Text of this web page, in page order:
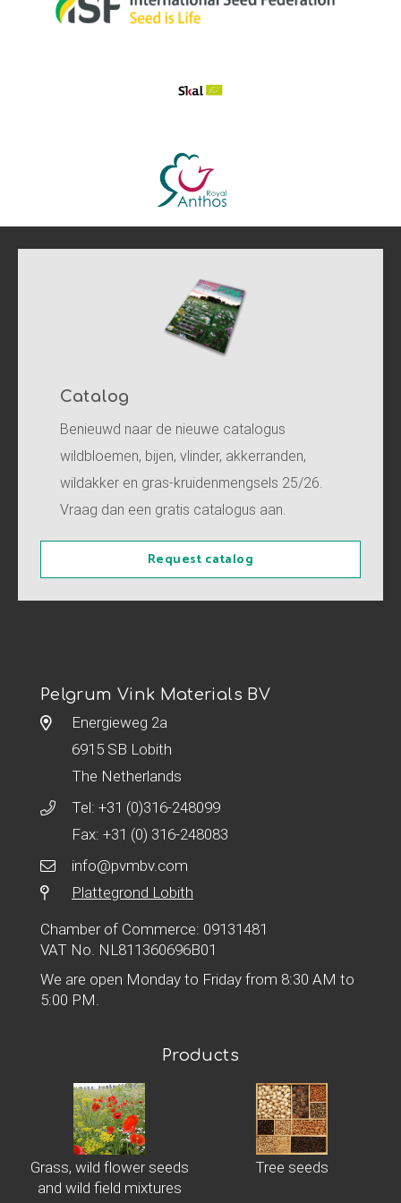
Catalog
Benieuwd naar de nieuwe catalogus
wildbloemen, bijen, vlinder, akkerranden,
wildakker en gras-kruidenmengsels 25/26.
Vraag dan een gratis catalogus aan.
Request catalog
Pelgrum Vink Materials BV
Energieweg 2a
6915 SB Lobith
The Netherlands
Tel: +31 (0)316-248099
Fax: +31 (0) 316-248083
info@pvmbv.com
Plattegrond Lobith
Chamber of Commerce: 09131481
VAT No. NL811360696B01
We are open Monday to Friday from 8:30 AM to
5:00 PM.
Products
Grass, wild flower seeds
and wild field mixtures
Tree seeds